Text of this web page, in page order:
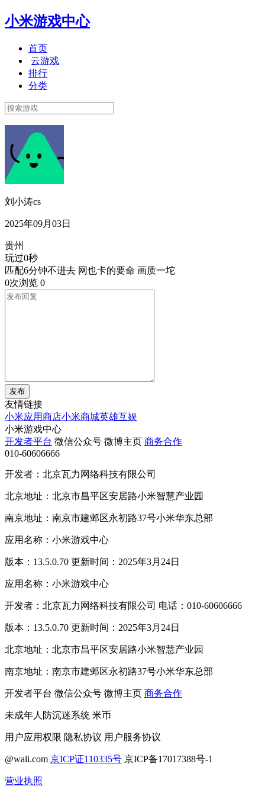
小米游戏中心
首页
云游戏
排行
分类
刘小涛cs
2025年09月03日
贵州
玩过0秒
匹配6分钟不进去 网也卡的要命 画质一坨
0次浏览 0
发布
友情链接
小米应用商店小米商城英雄互娱
小米游戏中心
开发者平台 微信公众号 微博主页 商务合作
010-60606666
开发者：北京瓦力网络科技有限公司
北京地址：北京市昌平区安居路小米智慧产业园
南京地址：南京市建邺区永初路37号小米华东总部
应用名称：小米游戏中心
版本：13.5.0.70 更新时间：2025年3月24日
应用名称：小米游戏中心
开发者：北京瓦力网络科技有限公司 电话：010-60606666
版本：13.5.0.70 更新时间：2025年3月24日
北京地址：北京市昌平区安居路小米智慧产业园
南京地址：南京市建邺区永初路37号小米华东总部
开发者平台 微信公众号 微博主页 商务合作
未成年人防沉迷系统 米币
用户应用权限 隐私协议 用户服务协议
@wali.com 京ICP证110335号 京ICP备17017388号-1
营业执照